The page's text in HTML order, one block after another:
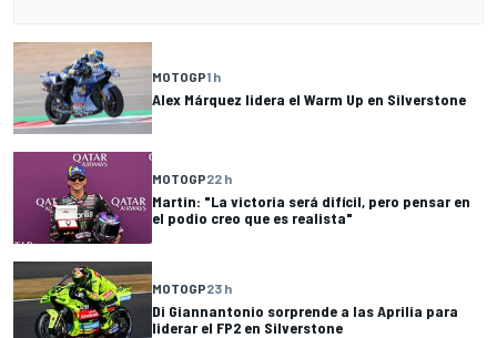
MOTOGP1 h
Alex Márquez lidera el Warm Up en Silverstone
MOTOGP22 h
Martin: "La victoria será difícil, pero pensar en
el podio creo que es realista"
MOTOGP23 h
Di Giannantonio sorprende a las Aprilia para
liderar el FP2 en Silverstone